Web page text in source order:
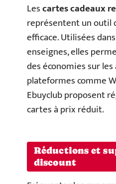
Lescartes cadeaux
représentent un outil
efficace. Utilisées
enseignes, elles
des économies sur
plateformes comme
Ebuyclub proposent
cartes à prix réduit.
Réductions et
discount